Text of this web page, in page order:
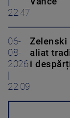
22:47
06-
08-
2026
22:09
Zelenski
aliat
i